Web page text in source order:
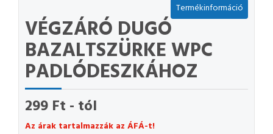
Termékinformáció
VÉGZÁRÓ DUGÓ
BAZALTSZÜRKE WPC
PADLÓDESZKÁHOZ
299 Ft - tól
Az árak tartalmazzák az ÁFÁ-t!